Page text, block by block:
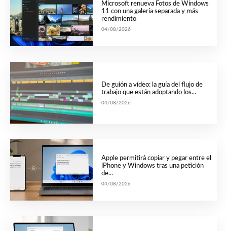
Microsoft renueva Fotos de Windows
11 con una galería separada y más
rendimiento
04/08/2026
De guión a vídeo: la guía del flujo de
trabajo que están adoptando los...
04/08/2026
Apple permitirá copiar y pegar entre el
iPhone y Windows tras una petición
de...
04/08/2026